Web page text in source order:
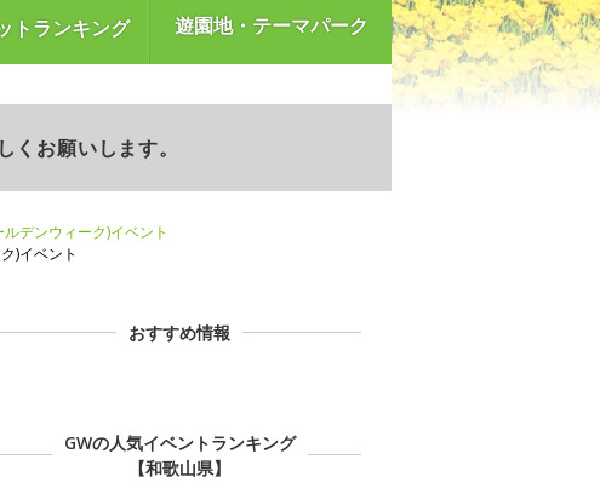
トランキング 遊園地・テーマパーク
お願いします。
デンウィーク)イベント
)イベント
おすすめ情報
GWの人気イベントランキング
【和歌山県】